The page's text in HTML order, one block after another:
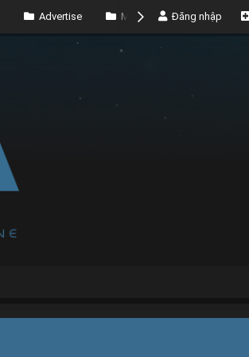
Advertise Marketplace Money
Đăng nhập